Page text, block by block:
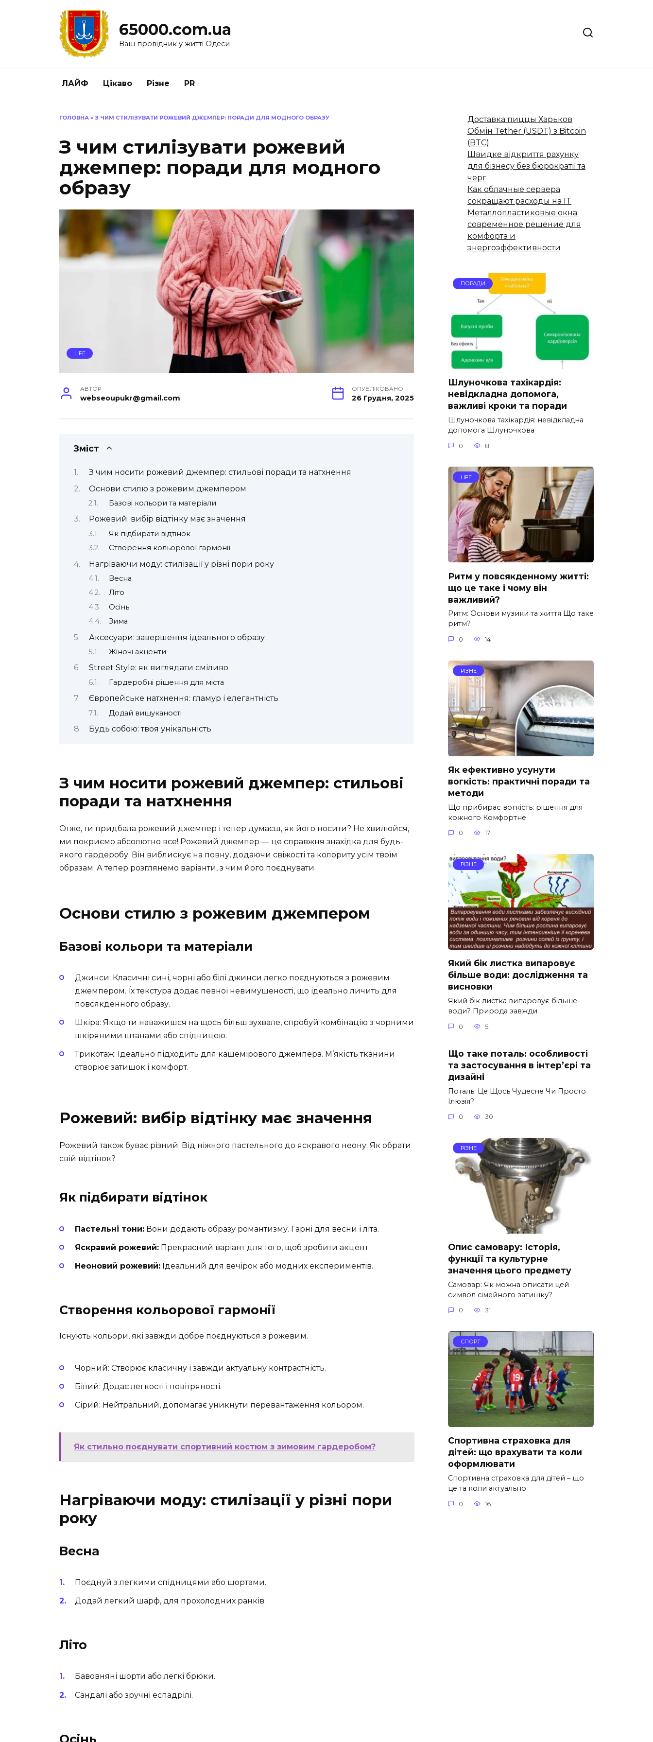
65000.com.ua
Ваш провідник у житті Одеси
ЛАЙФ Цікаво Різне PR
ГОЛОВНА » З ЧИМ СТИЛІЗУВАТИ РОЖЕВИЙ ДЖЕМПЕР: ПОРАДИ ДЛЯ МОДНОГО ОБРАЗУ
З чим стилізувати рожевий
джемпер: поради для модного
образу
LIFE
АВТОР
webseoupukr@gmail.com
ОПУБЛІКОВАНО
26 Грудня, 2025
Зміст
З чим носити рожевий джемпер: стильові поради та натхнення
Основи стилю з рожевим джемпером
Базові кольори та матеріали
Рожевий: вибір відтінку має значення
Як підбирати відтінок
Створення кольорової гармонії
Нагріваючи моду: стилізації у різні пори року
Весна
Літо
Осінь
Зима
Аксесуари: завершення ідеального образу
Жіночі акценти
Street Style: як виглядати сміливо
Гардеробні рішення для міста
Європейське натхнення: гламур і елегантність
Додай вишуканості
Будь собою: твоя унікальність
З чим носити рожевий джемпер: стильові
поради та натхнення
Отже, ти придбала рожевий джемпер і тепер думаєш, як його носити? Не хвилюйся,
ми покриємо абсолютно все! Рожевий джемпер — це справжня знахідка для будь-
якого гардеробу. Він виблискує на повну, додаючи свіжості та колориту усім твоїм
образам. А тепер розглянемо варіанти, з чим його поєднувати.
Основи стилю з рожевим джемпером
Базові кольори та матеріали
Джинси: Класичні сині, чорні або білі джинси легко поєднуються з рожевим
джемпером. Їх текстура додає певної невимушеності, що ідеально личить для
повсякденного образу.
Шкіра: Якщо ти наважишся на щось більш зухвале, спробуй комбінацію з чорними
шкіряними штанами або спідницею.
Трикотаж: Ідеально підходить для кашемірового джемпера. М’якість тканини
створює затишок і комфорт.
Рожевий: вибір відтінку має значення
Рожевий також буває різний. Від ніжного пастельного до яскравого неону. Як обрати
свій відтінок?
Як підбирати відтінок
Пастельні тони: Вони додають образу романтизму. Гарні для весни і літа.
Яскравий рожевий: Прекрасний варіант для того, щоб зробити акцент.
Неоновий рожевий: Ідеальний для вечірок або модних експериментів.
Створення кольорової гармонії
Існують кольори, які завжди добре поєднуються з рожевим.
Чорний: Створює класичну і завжди актуальну контрастність.
Білий: Додає легкості і повітряності.
Сірий: Нейтральний, допомагає уникнути перевантаження кольором.
Як стильно поєднувати спортивний костюм з зимовим гардеробом?
Нагріваючи моду: стилізації у різні пори
року
Весна
Поєднуй з легкими спідницями або шортами.
Додай легкий шарф, для прохолодних ранків.
Літо
Бавовняні шорти або легкі брюки.
Сандалі або зручні еспадрілі.
Осінь
Доставка пиццы Харьков
Обмін Tether (USDT) з Bitcoin
(BTC)
Швидке відкриття рахунку
для бізнесу без бюрократії та
черг
Как облачные сервера
сокращают расходы на IT
Металлопластиковые окна:
современное решение для
комфорта и
энергоэффективности
ПОРАДИ
Шлуночкова тахікардія:
невідкладна допомога,
важливі кроки та поради
Шлуночкова тахікардія: невідкладна
допомога Шлуночкова
0 8
LIFE
Ритм у повсякденному житті:
що це таке і чому він
важливий?
Ритм: Основи музики та життя Що таке
ритм?
0 14
РІЗНЕ
Як ефективно усунути
вогкість: практичні поради та
методи
Що прибирає вогкість: рішення для
кожного Комфортне
0 17
РІЗНЕ
Який бік листка випаровує
більше води: дослідження та
висновки
Який бік листка випаровує більше
води? Природа завжди
0 5
Що таке поталь: особливості
та застосування в інтер’єрі та
дизайні
Поталь: Це Щось Чудесне Чи Просто
Ілюзія?
0 30
РІЗНЕ
Опис самовару: Історія,
функції та культурне
значення цього предмету
Самовар: Як можна описати цей
символ сімейного затишку?
0 31
СПОРТ
Спортивна страховка для
дітей: що врахувати та коли
оформлювати
Спортивна страховка для дітей – що
це та коли актуально
0 16